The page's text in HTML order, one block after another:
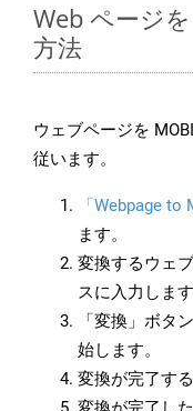
Web ページ
方法
ウェブページを
従います。
「Webpage to
ます。
変換するウェ
スに入力します
「変換」ボタ
始します。
変換が完了す